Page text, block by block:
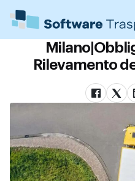
Rilevamento